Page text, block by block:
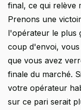
final, ce qui relève
Prenons une
l'opérateur le plus
coup d'envoi,
que vous avez
finale du marché.
votre opérateur
sur ce pari serait